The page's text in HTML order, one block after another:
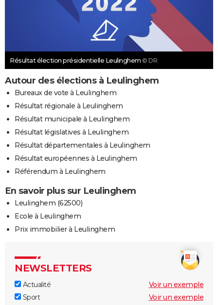
Résultat élection présidentielle Leulinghem © DR
Autour des élections à Leulinghem
Bureaux de vote à Leulinghem
Résultat régionale à Leulinghem
Résultat municipale à Leulinghem
Résultat législatives à Leulinghem
Résultat départementales à Leulinghem
Résultat européennes à Leulinghem
Référendum à Leulinghem
En savoir plus sur Leulinghem
Leulinghem (62500)
Ecole à Leulinghem
Prix immobilier à Leulinghem
NEWSLETTERS
Actualité
Voir un exemple
Sport
Voir un exemple